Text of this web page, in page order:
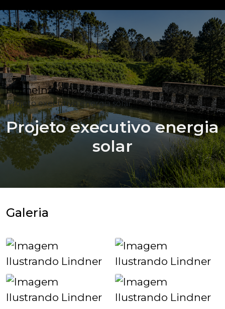
HomeInformações
Projeto executivo energia solar
Projeto executivo energia
solar
Galeria